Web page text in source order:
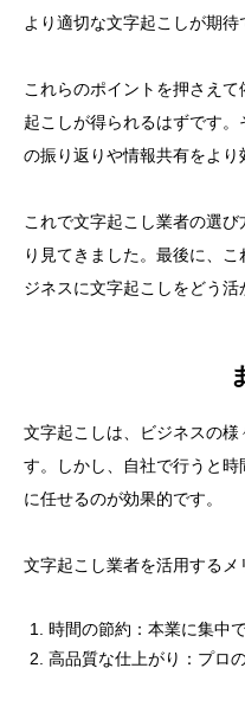
より適切な文字起こしが期待
これらのポイントを押さえ
起こしが得られるはずです
の振り返りや情報共有をより
これで文字起こし業者の選
り見てきました。最後に、
ジネスに文字起こしをどう活
文字起こしは、ビジネスの
す。しかし、自社で行うと
に任せるのが効果的です。
文字起こし業者を活用するメ
時間の節約：本業に集中
高品質な仕上がり：プロ